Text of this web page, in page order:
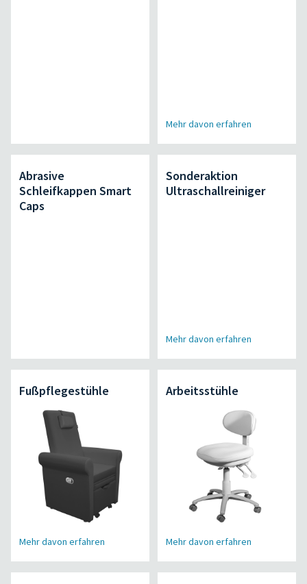
Mehr davon erfahren
Abrasive
Schleifkappen Smart
Caps
Sonderaktion
Ultraschallreiniger
Mehr davon erfahren
Fußpflegestühle
Mehr davon erfahren
Arbeitsstühle
Mehr davon erfahren